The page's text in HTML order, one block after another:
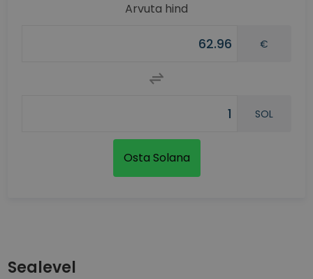
Arvuta hind
€
SOL
Osta Solana
Sealevel